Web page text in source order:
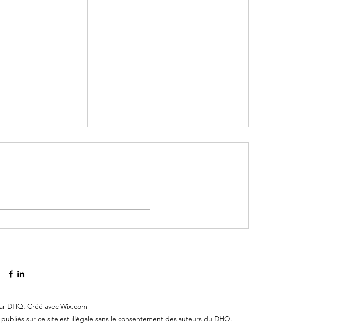
– Yves Albert, 34
2007, 14 juillet – Nathalie Dupont,
DHQ. Créé avec Wix.com
sur ce site est illégale sans le consentement des auteurs du DHQ.